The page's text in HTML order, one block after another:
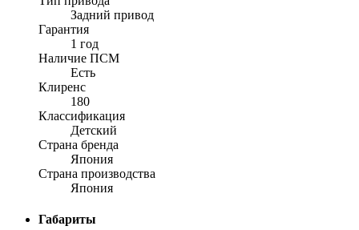
Задний привод
Гарантия
1 год
Наличие ПСМ
Есть
Клиренс
180
Классификация
Детский
Страна бренда
Япония
Страна производства
Япония
Габариты